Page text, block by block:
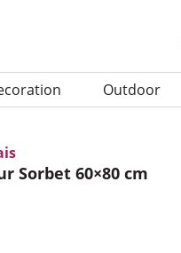
Outdoor
Sorbet 60×80 cm